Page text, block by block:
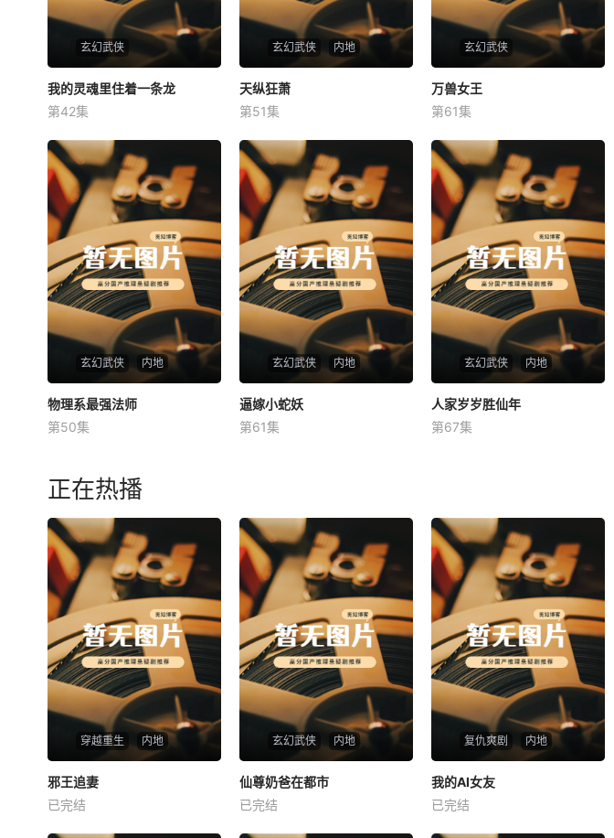
玄幻武侠
我的灵魂里住着一条龙
未知
我的灵魂里住着一条龙
第42集
玄幻武侠 内地
天纵狂萧
未知
天纵狂萧
第51集
玄幻武侠
万兽女王
未知
万兽女王
第61集
玄幻武侠 内地
物理系最强法师
未知
物理系最强法师
第50集
玄幻武侠 内地
逼嫁小蛇妖
未知
逼嫁小蛇妖
第61集
玄幻武侠 内地
人家岁岁胜仙年
未知
人家岁岁胜仙年
第67集
正在热播
穿越重生 内地
邪王追妻
未知
邪王追妻
已完结
玄幻武侠 内地
仙尊奶爸在都市
未知
仙尊奶爸在都市
已完结
复仇爽剧 内地
我的AI女友
未知
我的AI女友
已完结